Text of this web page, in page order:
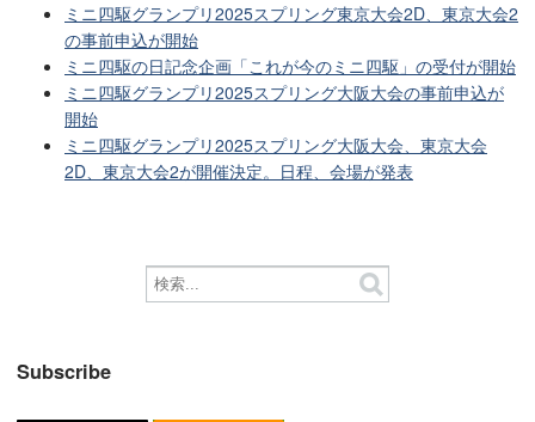
ミニ四駆グランプリ2025スプリング東京大会2D、東京大会2
の事前申込が開始
ミニ四駆の日記念企画「これが今のミニ四駆」の受付が開始
ミニ四駆グランプリ2025スプリング大阪大会の事前申込が
開始
ミニ四駆グランプリ2025スプリング大阪大会、東京大会
2D、東京大会2が開催決定。日程、会場が発表
Subscribe